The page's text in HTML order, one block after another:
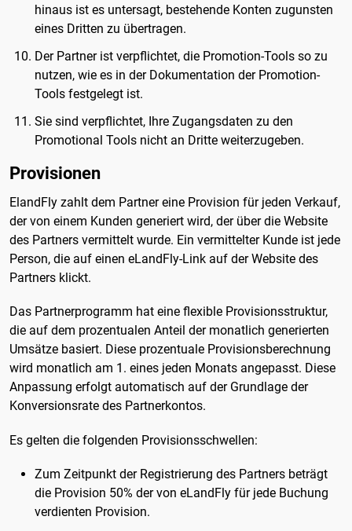
hinaus ist es untersagt, bestehende Konten zugunsten
eines Dritten zu übertragen.
Der Partner ist verpflichtet, die Promotion-Tools so zu
nutzen, wie es in der Dokumentation der Promotion-
Tools festgelegt ist.
Sie sind verpflichtet, Ihre Zugangsdaten zu den
Promotional Tools nicht an Dritte weiterzugeben.
Provisionen
ElandFly zahlt dem Partner eine Provision für jeden Verkauf,
der von einem Kunden generiert wird, der über die Website
des Partners vermittelt wurde. Ein vermittelter Kunde ist jede
Person, die auf einen eLandFly-Link auf der Website des
Partners klickt.
Das Partnerprogramm hat eine flexible Provisionsstruktur,
die auf dem prozentualen Anteil der monatlich generierten
Umsätze basiert. Diese prozentuale Provisionsberechnung
wird monatlich am 1. eines jeden Monats angepasst. Diese
Anpassung erfolgt automatisch auf der Grundlage der
Konversionsrate des Partnerkontos.
Es gelten die folgenden Provisionsschwellen:
Zum Zeitpunkt der Registrierung des Partners beträgt
die Provision 50% der von eLandFly für jede Buchung
verdienten Provision.